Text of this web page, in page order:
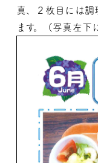
真、２枚目には調
ます。（写真左下